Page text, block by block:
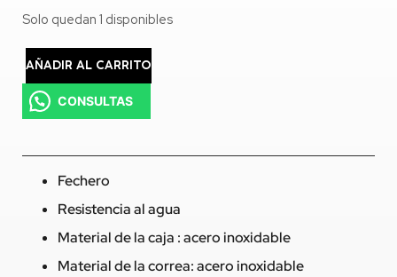
Solo quedan 1 disponibles
AÑADIR AL CARRITO
CONSULTAS
Fechero
Resistencia al agua
Material de la caja : acero inoxidable
Material de la correa: acero inoxidable